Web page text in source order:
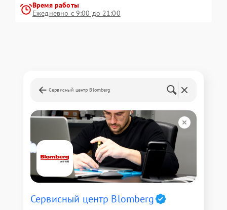
Время работы
Ежедневно с 9:00 до 21:00
Сервисный центр Blomberg
Сервисный центр Blomberg